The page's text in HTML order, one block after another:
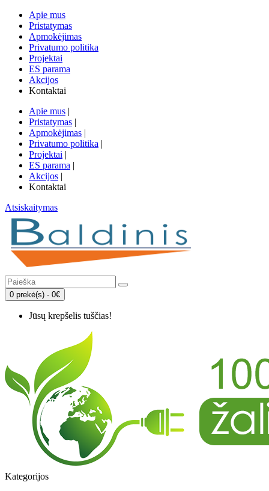
Apie mus
Pristatymas
Apmokėjimas
Privatumo politika
Projektai
ES parama
Akcijos
Kontaktai
Apie mus |
Pristatymas |
Apmokėjimas |
Privatumo politika |
Projektai |
ES parama |
Akcijos |
Kontaktai
Atsiskaitymas
0 prekė(s) - 0€
Jūsų krepšelis tuščias!
Kategorijos